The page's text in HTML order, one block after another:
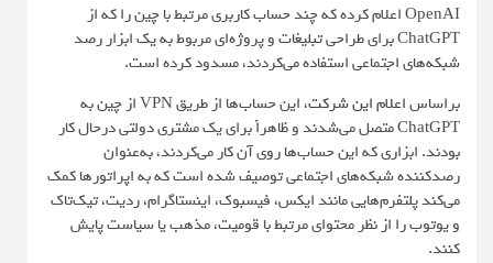
OpenAI اعلام کرده که چند حساب کاربری مرتبط با چین را که از
ChatGPT برای طراحی تبلیغات و پروژه‌ای مربوط به یک ابزار رصد
شبکه‌های اجتماعی استفاده می‌کردند، مسدود کرده است.
براساساعلام این شرکت
، این حساب‌ها از طریق VPN از چین به
ChatGPT متصل می‌شدند و ظاهراً برای یک مشتری دولتی درحال کار
بودند. ابزاری که این حساب‌ها روی آن کار می‌کردند، به‌عنوان
رصدکننده شبکه‌های اجتماعی توصیف شده است که به اپراتورها کمک
می‌کند پلتفرم‌هایی مانند ایکس، فیسبوک، اینستاگرام، ردیت، تیک‌تاک
و یوتوب را از نظر محتوای مرتبط با قومیت، مذهب یا سیاست پایش
کنند.